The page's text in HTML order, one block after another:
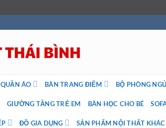
ÁO BÀN TRANG ĐIỂM BỘ PHÒNG NGỦ
GIƯỜNG TẦNG TRẺ EM BÀN HỌC CHO BÉ
ĐỒ GIA DỤNG SẢN PHẨM NỘI THẤT KHÁC